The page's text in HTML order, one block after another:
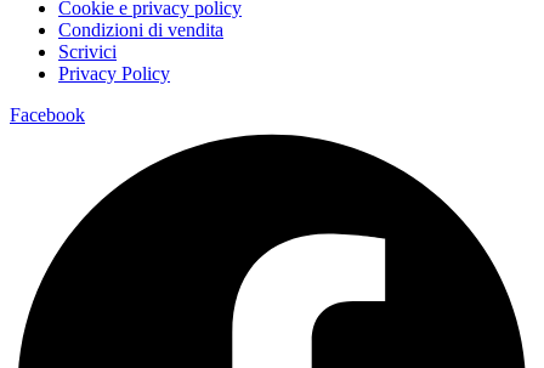
Cookie e privacy policy
Condizioni di vendita
Scrivici
Privacy Policy
Facebook